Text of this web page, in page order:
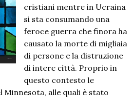
cristiani mentre in Ucraina
si sta consumando una
feroce guerra che finora ha
causato la morte di migliaia
di persone e la distruzione
di intere città. Proprio in
questo contesto le
alle quali è stato